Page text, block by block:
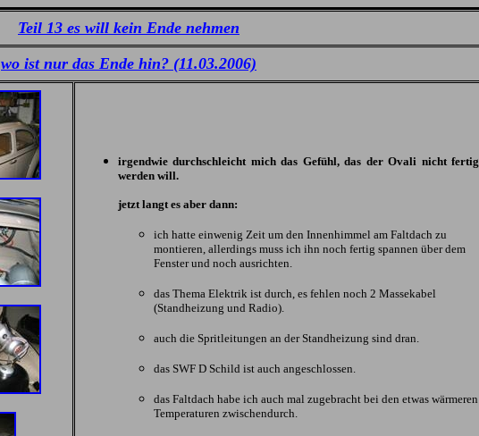
Teil 13 es will kein Ende nehmen
wo ist nur das Ende hin? (11.03.2006)
irgendwie durchschleicht mich das Gefühl, das der Ovali nicht fertig
werden will.
jetzt langt es aber dann:
ich hatte einwenig Zeit um den Innenhimmel am Faltdach zu
montieren, allerdings muss ich ihn noch fertig spannen über dem
Fenster und noch ausrichten.
das Thema Elektrik ist durch, es fehlen noch 2 Massekabel
(Standheizung und Radio).
auch die Spritleitungen an der Standheizung sind dran.
das SWF D Schild ist auch angeschlossen.
das Faltdach habe ich auch mal zugebracht bei den etwas wärmeren
Temperaturen zwischendurch.